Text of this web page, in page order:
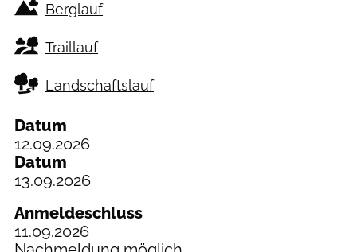
Berglauf
Traillauf
Landschaftslauf
Datum
12.09.2026
Datum
13.09.2026
Anmeldeschluss
11.09.2026